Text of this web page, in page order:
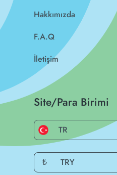
Hakkımızda
F.A.Q
İletişim
Site/Para Birimi
TR
₺ TRY